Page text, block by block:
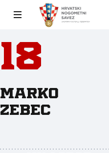
18
Marko
Zebec